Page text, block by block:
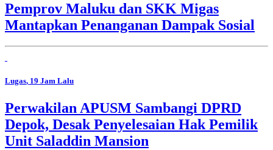
Pemprov Maluku dan SKK Migas
Mantapkan Penanganan Dampak Sosial
Lugas, 19 Jam Lalu
Perwakilan APUSM Sambangi DPRD
Depok, Desak Penyelesaian Hak Pemilik
Unit Saladdin Mansion